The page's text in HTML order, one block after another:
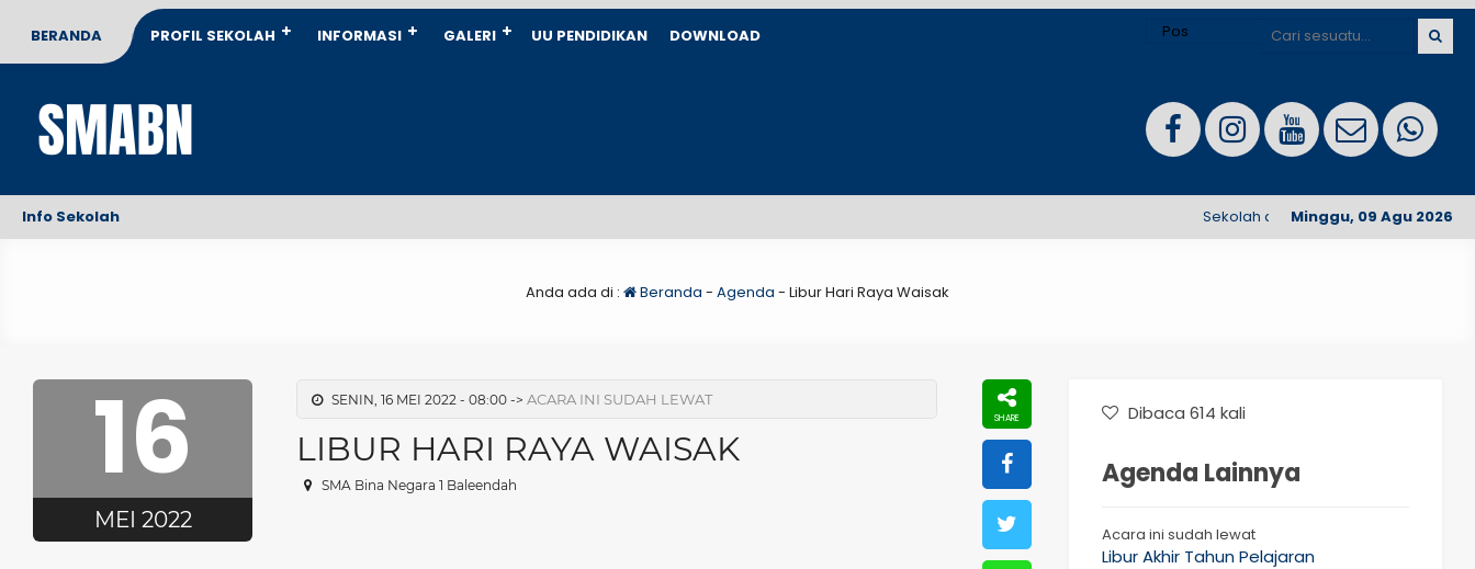
BERANDA PROFIL SEKOLAH INFORMASI GALERI UU PENDIDIKAN DOWNLOAD
Info Sekolah Minggu, 09 Agu 2026
Sekolah dengan akreditasi A,
Anda ada di : Beranda - Agenda - Libur Hari Raya Waisak
16
MEI 2022
SENIN, 16 MEI 2022 - 08:00 -> ACARA INI SUDAH LEWAT
LIBUR HARI RAYA WAISAK
SMA Bina Negara 1 Baleendah
Dibaca 614 kali
Agenda Lainnya
Acara ini sudah lewat
Libur Akhir Tahun Pelajaran